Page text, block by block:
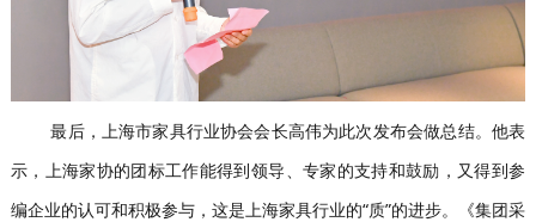
最后，上海市家具行业协会会长高伟为此次发布会做总结。他表
示，上海家协的团标工作能得到领导、专家的支持和鼓励，又得到参
编企业的认可和积极参与，这是上海家具行业的“质”的进步。《集团采